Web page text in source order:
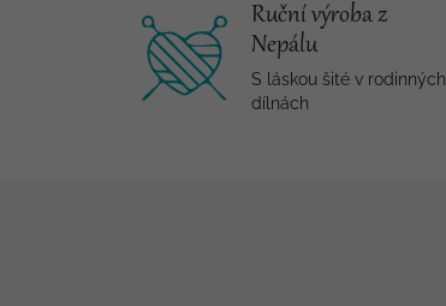
Ruční výroba z
Nepálu
S láskou šité v rodinných
dílnách